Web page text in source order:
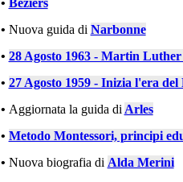
• Béziers
• Nuova guida di Narbonne
• 28 Agosto 1963 - Martin
• 27 Agosto 1959 - Inizia l'era del
• Aggiornata la guida di Arles
• Metodo Montessori, principi
• Nuova biografia di Alda Merini